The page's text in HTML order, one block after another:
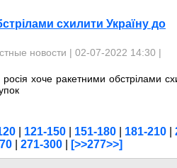
схилити Україну до
новости | 02-07-2022 14:30 |
хоче ракетними обстрілами
121-150 151-180 181-210
271-300 [>>277>>]